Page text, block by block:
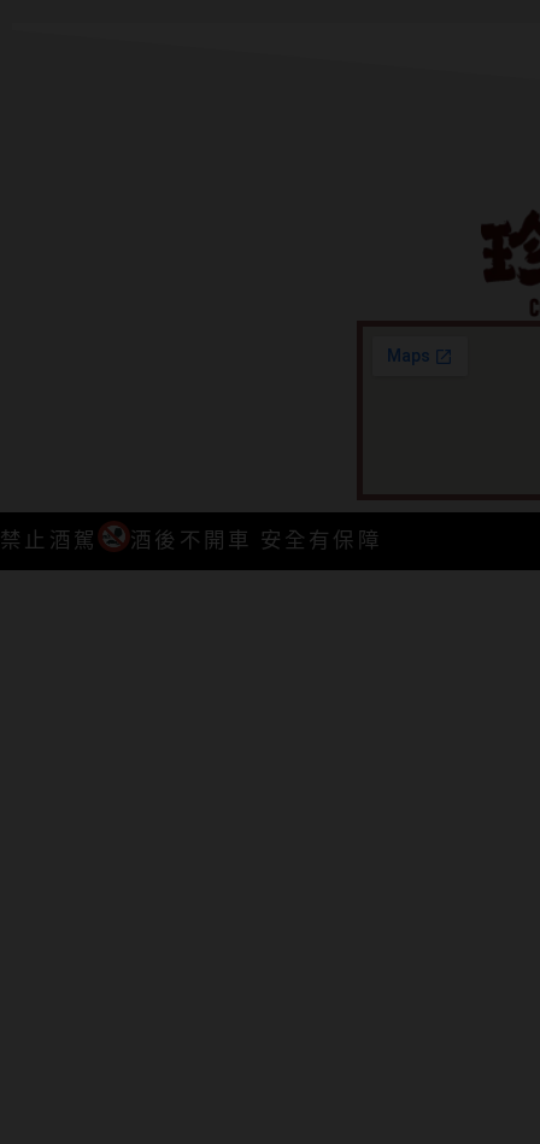
禁止酒駕 酒後不開車 安全有保障